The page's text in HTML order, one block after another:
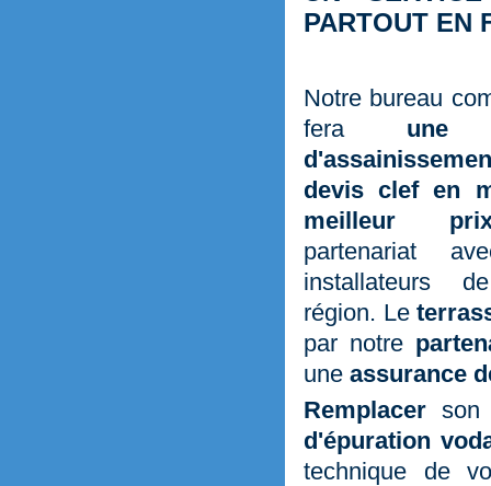
PARTOUT EN
Notre bureau
fera une
devis clef en
meilleur
partenariat
installateurs
région. Le
par notre
une assurance
Remplacer son
d'épuration
technique de